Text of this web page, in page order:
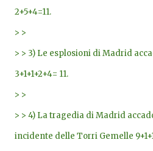
2+5+4=11.
> >
> > 3) Le esplosioni di Madrid
3+1+1+2+4= 11.
> >
> > 4) La tragedia di Madrid
incidente delle Torri Gemelle